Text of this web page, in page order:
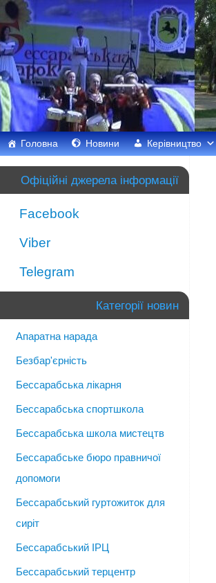
Головна Новини Керівництво
Офіційні джерела інформації
Facebook
Viber
Telegram
Категорії новин
Апаратна нарада
Безбар'єрність
Бессарабська лікарня
Бессарабська спортшкола
Бессарабська школа мистецтв
Бессарабське бюро правничої
допомоги
Бессарабський гуртожиток для
сиріт
Бессарабський ІРЦ
Бессарабський терцентр